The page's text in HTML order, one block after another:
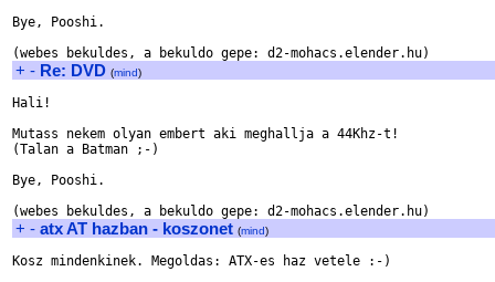
Bye, Pooshi.
+ - Re: DVD (mind)
Hali!
Mutass nekem olyan embert aki meghallja a 44Khz-t!
(Talan a Batman ;-)
Bye, Pooshi.
+ - atx AT hazban - koszonet (mind)
Kosz mindenkinek. Megoldas: ATX-es haz vetele :-)